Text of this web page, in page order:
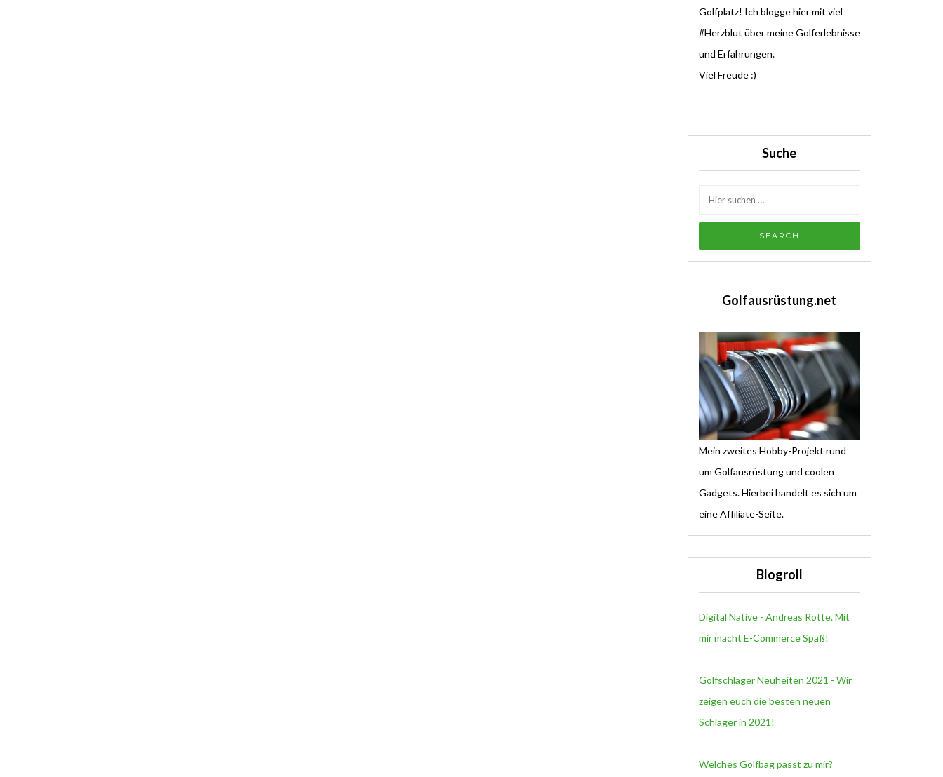
Golfplatz! Ich blogge hier mit viel
#Herzblut über meine Golferlebnisse
und Erfahrungen.
Viel Freude :)
Suche
Golfausrüstung.net
Mein zweites Hobby-Projekt rund
um Golfausrüstung und coolen
Gadgets. Hierbei handelt es sich um
eine Affiliate-Seite.
Blogroll
Digital Native - Andreas Rotte. Mit
mir macht E-Commerce Spaß!
Golfschläger Neuheiten 2021 - Wir
zeigen euch die besten neuen
Schläger in 2021!
Welches Golfbag passt zu mir?